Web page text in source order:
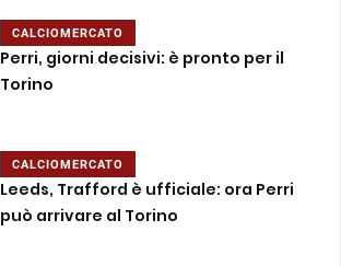
CALCIOMERCATO
Perri, giorni decisivi: è pronto per il
Torino
CALCIOMERCATO
Leeds, Trafford è ufficiale: ora Perri
può arrivare al Torino